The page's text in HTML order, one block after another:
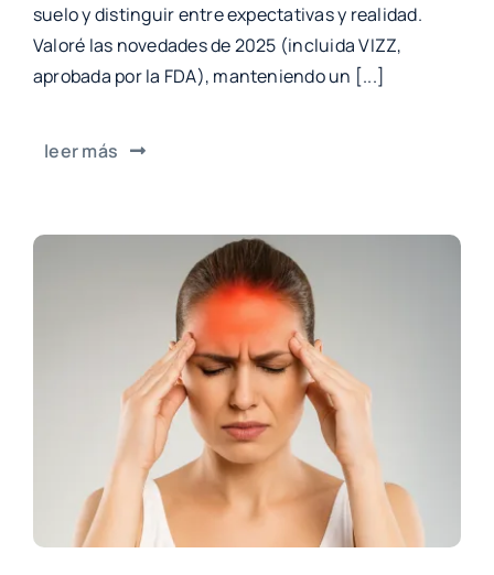
suelo y distinguir entre expectativas y realidad.
Valoré las novedades de 2025 (incluida VIZZ,
aprobada por la FDA), manteniendo un [...]
leer más